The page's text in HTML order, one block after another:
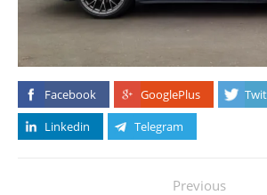
Facebook GooglePlus
Linkedin
Telegram
Previous